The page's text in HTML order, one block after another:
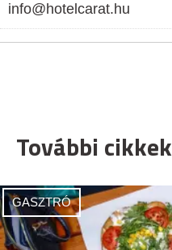
info@hotelcarat.hu
További cikkek
GASZTRÓ